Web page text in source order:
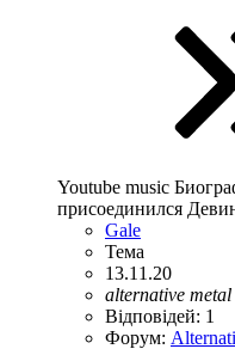
Youtube music
присоединился
Gale
Тема
13.11.20
alternative metal
Відповідей: 1
Форум: